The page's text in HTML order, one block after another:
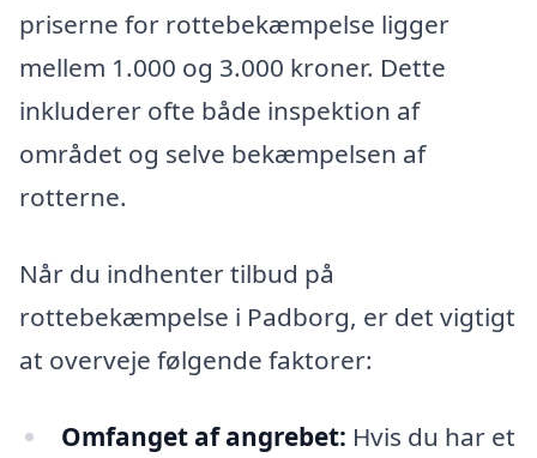
priserne for rottebekæmpelse ligger
mellem 1.000 og 3.000 kroner. Dette
inkluderer ofte både inspektion af
området og selve bekæmpelsen af
rotterne.
Når du indhenter tilbud på
rottebekæmpelse i Padborg, er det vigtigt
at overveje følgende faktorer:
Omfanget af angrebet: Hvis du har et